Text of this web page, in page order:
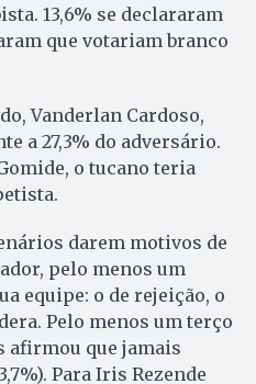
13,6% se declararam
que votariam branco
Vanderlan Cardoso,
a 27,3% do adversário.
o tucano teria
darem motivos de
pelo menos um
equipe: o de rejeição, o
Pelo menos um terço
afirmou que jamais
Para Iris Rezende